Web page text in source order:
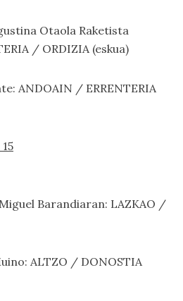
Otaola Raketista
/ ORDIZIA (eskua)
ANDOAIN / ERRENTERIA
Barandiaran: LAZKAO /
ALTZO / DONOSTIA